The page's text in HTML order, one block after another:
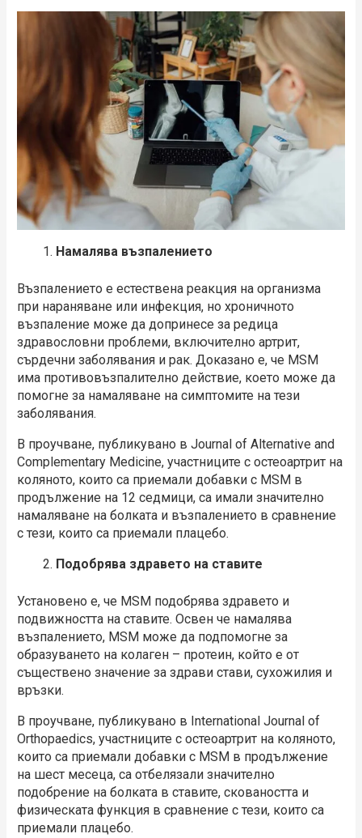
Намалява възпалението
Възпалението е естествена реакция на организма
при нараняване или инфекция, но хроничното
възпаление може да допринесе за редица
здравословни проблеми, включително артрит,
сърдечни заболявания и рак. Доказано е, че МSM
има противовъзпалително действие, което може да
помогне за намаляване на симптомите на тези
заболявания.
В проучване, публикувано в Journal of Alternative and
Complementary Medicine, участниците с остеоартрит на
коляното, които са приемали добавки с МSM в
продължение на 12 седмици, са имали значително
намаляване на болката и възпалението в сравнение
с тези, които са приемали плацебо.
Подобрява здравето на ставите
Установено е, че MSM подобрява здравето и
подвижността на ставите. Освен че намалява
възпалението, МSM може да подпомогне за
образуването на колаген – протеин, който е от
съществено значение за здрави стави, сухожилия и
връзки.
В проучване, публикувано в International Journal of
Orthopaedics, участниците с остеоартрит на коляното,
които са приемали добавки с МSM в продължение
на шест месеца, са отбелязали значително
подобрение на болката в ставите, сковаността и
физическата функция в сравнение с тези, които са
приемали плацебо.